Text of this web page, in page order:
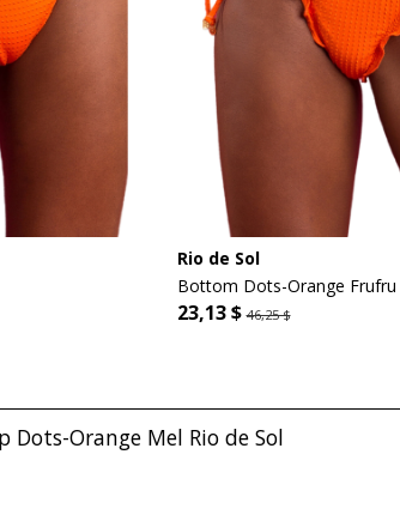
Rio de Sol
Bottom Dots-Orange Frufru
23,13 $46,25 $
Dots-Orange Mel Rio de Sol